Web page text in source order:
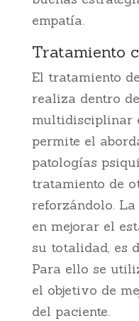
empatía.
Tratamiento
El tratamiento
realiza dentro
multidisciplinar
permite el
patologías
tratamiento de
reforzándolo.
en mejorar el
su totalidad, es
Para ello se
el objetivo de
del paciente.